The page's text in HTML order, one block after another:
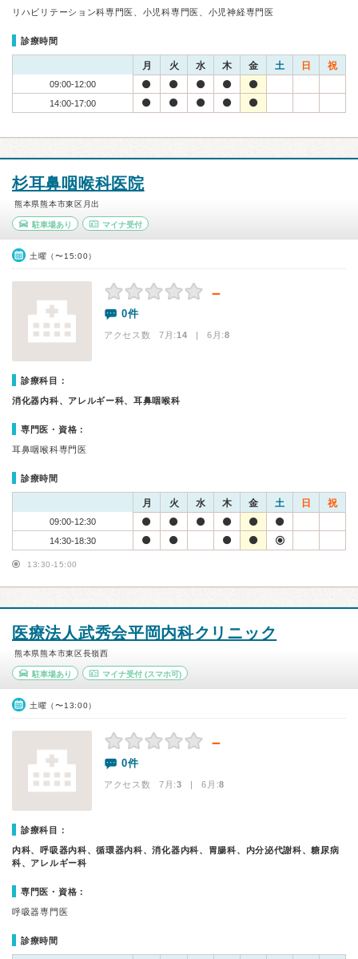
リハビリテーション科専門医、小児科専門医、小児神経専門医
診療時間
月 火 水 木 金 土 日 祝
09:00-12:00
14:00-17:00
杉耳鼻咽喉科医院
熊本県熊本市東区月出
駐車場あり マイナ受付
土曜（〜15:00）
－
0件
アクセス数 7月:14 | 6月:8
診療科目：
消化器内科、アレルギー科、耳鼻咽喉科
専門医・資格：
耳鼻咽喉科専門医
診療時間
月 火 水 木 金 土 日 祝
09:00-12:30
14:30-18:30
13:30-15:00
医療法人武秀会平岡内科クリニック
熊本県熊本市東区長嶺西
駐車場あり マイナ受付(スマホ可)
土曜（〜13:00）
－
0件
アクセス数 7月:3 | 6月:8
診療科目：
内科、呼吸器内科、循環器内科、消化器内科、胃腸科、内分泌代謝科、糖尿病
科、アレルギー科
専門医・資格：
呼吸器専門医
診療時間